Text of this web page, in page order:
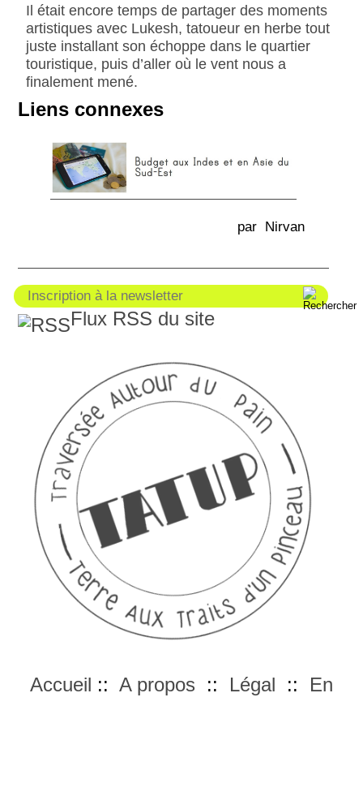
Il était encore temps de partager des moments
artistiques avec Lukesh, tatoueur en herbe tout
juste installant son échoppe dans le quartier
touristique, puis d’aller où le vent nous a
finalement mené.
Liens connexes
par Nirvan
Flux RSS du site
Accueil :: A propos :: Légal :: En